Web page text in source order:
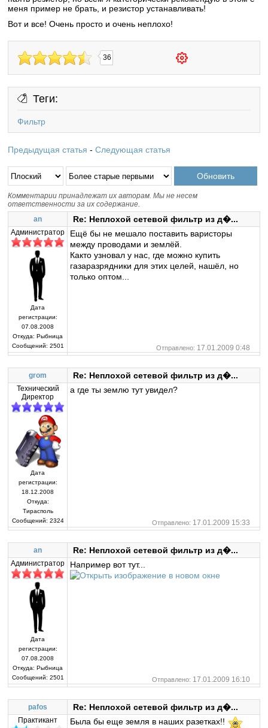
меня пример не брать, и резистор устанавливать!
Вот и все! Очень просто и очень неплохо!
36
Теги:
Фильтр
Предыдущая статья -Следующая статья
Комментарии принадлежат их авторам. Мы не несем
ответственности за их содержание.
an
Re: Неплохой сетевой фильтр из д�...
Администратор
Дата
регистрации:
07.08.2008
Откуда: Рыбница
Сообщений: 2501
Ещё бы не мешало поставить варисторы
между проводами и землёй.
Както узновал у нас, где можно купить
газаразрядники для этих целей, нашёл, но
только оптом...
Отправлено: 17.01.2009 0:48
grom Re: Неплохой сетевой фильтр из д�...
Технический
Директор
Дата
регистрации:
18.12.2008
Откуда:
Тирасполь
Сообщений: 2324
а где ты землю тут увидел?
Отправлено: 17.01.2009 15:33
an Re: Неплохой сетевой фильтр из д�...
Администратор
Дата
регистрации:
07.08.2008
Откуда: Рыбница
Сообщений: 2501
Например вот тут...
Отправлено: 17.01.2009 16:10
pafos Re: Неплохой сетевой фильтр из д�...
Практикант Была бы еще земля в наших разетках!!